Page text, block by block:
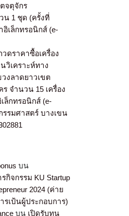
จตุจักร
น 1 ชุด (ครั้งที่
เล็กทรอนิกส์ (e-
ดราคาซื้อเครื่อง
วิเคราะห์ทาง
งลาดยาวเขต
จำนวน 15 เครื่อง
ล็กทรอนิกส์ (e-
รมศาสตร์ บางเขน
บน
กิจกรรม KU Startup
2024 (ค่าย
รเป้นผู้ประกอบการ)
บน เปิดรับทุน